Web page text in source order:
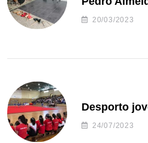
20/03/2023
Desporto
24/07/2023